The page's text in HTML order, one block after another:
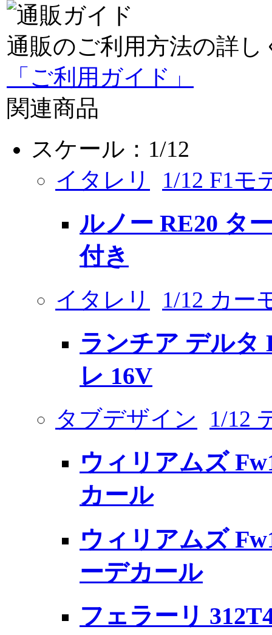
通販のご利用方法の詳し
「ご利用ガイド」
関連商品
スケール：1/12
イタレリ
1/12 F1モ
ルノー RE20 タ
付き
イタレリ 1/12 カー
ランチア デルタ
レ 16V
タブデザイン 1/12
ウィリアムズ
カール
ウィリアムズ
ーデカール
フェラーリ